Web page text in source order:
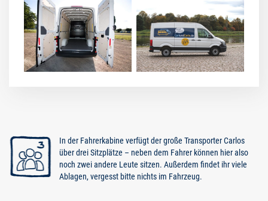
In der Fahrerkabine verfügt der große Transporter Carlos
über drei Sitzplätze – neben dem Fahrer können hier also
noch zwei andere Leute sitzen. Außerdem findet ihr viele
Ablagen, vergesst bitte nichts im Fahrzeug.